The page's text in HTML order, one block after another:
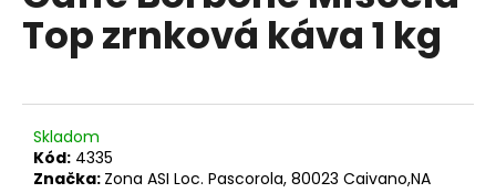
0,0
Top zrnková káva 1 kg
Skladom
Kód: 4335
Značka: Zona ASI Loc. Pascorola, 80023 Caivano,NA
a
m
LAVAZZA
ESPRESSO
ITALIANO